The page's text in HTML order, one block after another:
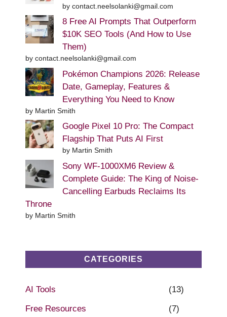
by contact.neelsolanki@gmail.com
8 Free AI Prompts That Outperform
$10K SEO Tools (And How to Use
Them)
by contact.neelsolanki@gmail.com
Pokémon Champions 2026: Release
Date, Gameplay, Features &
Everything You Need to Know
by Martin Smith
Google Pixel 10 Pro: The Compact
Flagship That Puts AI First
by Martin Smith
Sony WF-1000XM6 Review &
Complete Guide: The King of Noise-
Cancelling Earbuds Reclaims Its
Throne
by Martin Smith
CATEGORIES
AI Tools (13)
Free Resources (7)